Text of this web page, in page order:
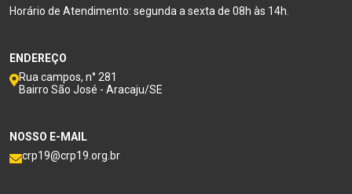
Horário de Atendimento: segunda a sexta de 08h às 14h.
ENDEREÇO
Rua campos, n° 281
Bairro São José - Aracaju/SE
NOSSO E-MAIL
crp19@crp19.org.br